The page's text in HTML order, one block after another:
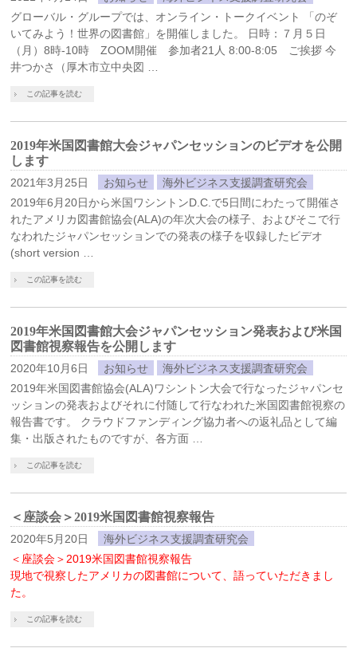
グローバル・グループでは、オンライン・トークイベント 「のぞ
いてみよう！世界の図書館」を開催しました。 日時：７月５日
（月）8時-10時 ZOOM開催 参加者21人 8:00-8:05 ご挨拶 今
井つかさ（厚木市立中央図 …
この記事を読む
2019年米国図書館大会ジャパンセッションのビデオを公開
します
2021年3月25日 お知らせ
海外ビジネス支援調査研究会
2019年6月20日から米国ワシントンD.C.で5日間にわたって開催さ
れたアメリカ図書館協会(ALA)の年次大会の様子、およびそこで行
なわれたジャパンセッションでの発表の様子を収録したビデオ
(short version …
この記事を読む
2019年米国図書館大会ジャパンセッション発表および米国
図書館視察報告を公開します
2020年10月6日 お知らせ
海外ビジネス支援調査研究会
2019年米国図書館協会(ALA)ワシントン大会で行なったジャパンセ
ッションの発表およびそれに付随して行なわれた米国図書館視察の
報告書です。 クラウドファンディング協力者への返礼品として編
集・出版されたものですが、各方面 …
この記事を読む
＜座談会＞2019米国図書館視察報告
2020年5月20日
海外ビジネス支援調査研究会
＜座談会＞2019米国図書館視察報告
現地で視察したアメリカの図書館について、語っていただきまし
た。
この記事を読む